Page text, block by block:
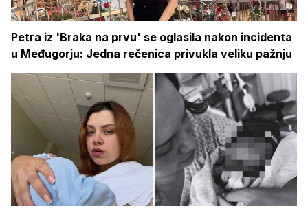
Petra iz 'Braka na prvu' se oglasila nakon incidenta
u Međugorju: Jedna rečenica privukla veliku pažnju